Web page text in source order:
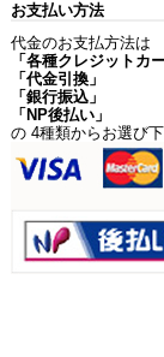
お支払い方法
代金のお支払方法は
「各種クレジットカー
「代金引換」
「銀行振込」
「NP後払い」
の 4種類からお選び下